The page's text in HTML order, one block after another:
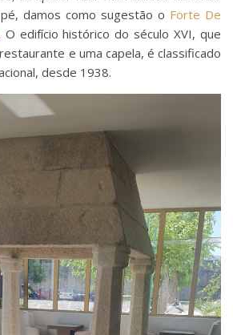
damos como sugestão o Forte De
O edifício histórico do século XVI, que
e uma capela, é classificado
desde 1938.